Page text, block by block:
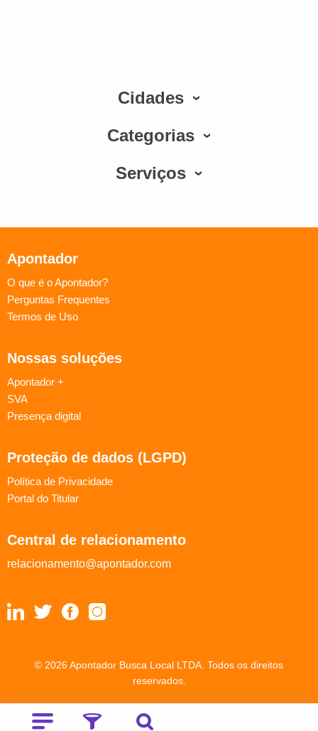
Cidades
Categorias
Serviços
Apontador
O que é o Apontador?
Perguntas Frequentes
Termos de Uso
Nossas soluções
Apontador +
SVA
Presença digital
Proteção de dados (LGPD)
Política de Privacidade
Portal do Titular
Central de relacionamento
relacionamento@apontador.com
© 2026 Apontador Busca Local LTDA. Todos os direitos
reservados.